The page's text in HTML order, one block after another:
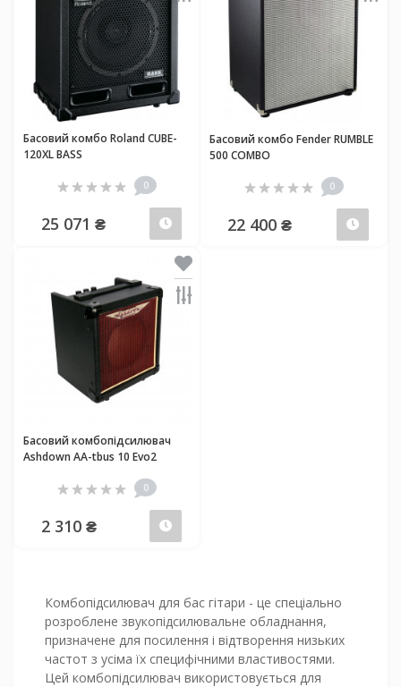
Басовий комбо Roland CUBE-
120XL BASS
0
25 071 ₴ Передзамовлення
Басовий комбо Fender RUMBLE
500 COMBO
0
22 400 ₴
Басовий комбопідсилювач
Ashdown AA-tbus 10 Evo2
0
2 310 ₴
Комбопідсилювач для бас гітари - це спеціально
розроблене звукопідсилювальне обладнання,
призначене для посилення і відтворення низьких
частот з усіма їх специфічними властивостями.
Цей комбопідсилювач використовується для